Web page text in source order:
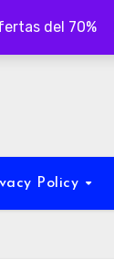
del 70%
Policy